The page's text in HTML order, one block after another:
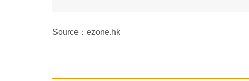
Source：ezone.hk